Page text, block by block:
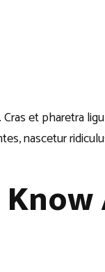
et pharetra
nascetur